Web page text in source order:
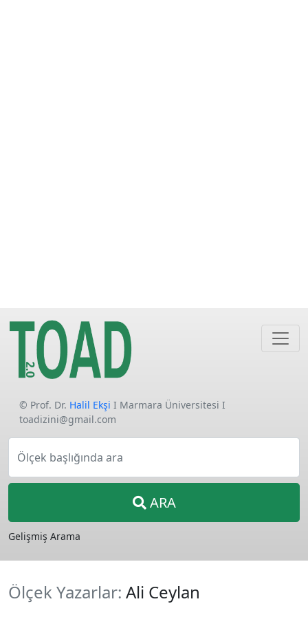
© Prof. Dr. Halil Ekşi I Marmara Üniversitesi I
toadizini@gmail.com
Ölçek başlığında ara
ARA
Gelişmiş Arama
Ölçek Yazarlar: Ali Ceylan